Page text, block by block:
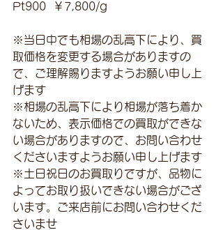
Pt900  ￥7,800/g
※当日中でも相場の乱高下により、買
取価格を変更する場合がありますの
で、ご理解賜りますようお願い申し上
げます
※相場の乱高下により相場が落ち着か
ないため、表示価格での買取ができな
い場合がありますので、お問い合わせ
くださいますようお願い申し上げます
※土日祝日のお買取りですが、品物に
よってお取り扱いできない場合がござ
います。ご来店前にお問い合わせくだ
さいませ